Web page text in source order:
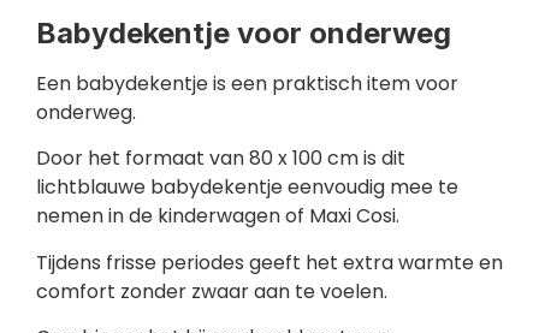
Babydekentje voor onderweg
Een babydekentje is een praktisch item voor
onderweg.
Door het formaat van 80 x 100 cm is dit
lichtblauwe babydekentje eenvoudig mee te
nemen in de kinderwagen of Maxi Cosi.
Tijdens frisse periodes geeft het extra warmte en
comfort zonder zwaar aan te voelen.